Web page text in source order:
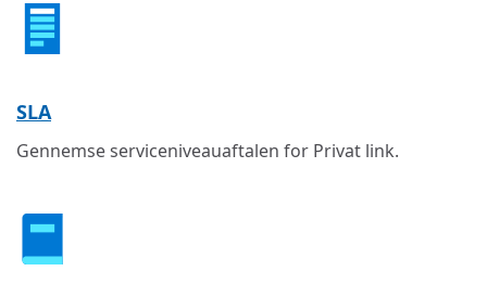
SLA
Gennemse serviceniveauaftalen for Privat link.